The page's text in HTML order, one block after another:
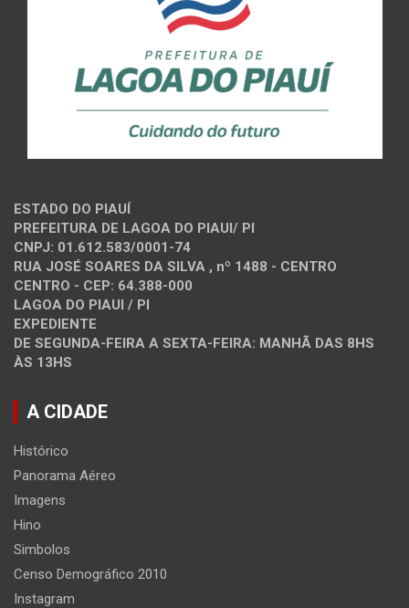
ESTADO DO PIAUÍ
PREFEITURA DE LAGOA DO PIAUI/ PI
CNPJ: 01.612.583/0001-74
RUA JOSÉ SOARES DA SILVA , nº 1488 - CENTRO
CENTRO - CEP: 64.388-000
LAGOA DO PIAUI / PI
EXPEDIENTE
DE SEGUNDA-FEIRA A SEXTA-FEIRA: MANHÃ DAS 8HS
ÀS 13HS
A CIDADE
Histórico
Panorama Aéreo
Imagens
Hino
Simbolos
Censo Demográfico 2010
Instagram